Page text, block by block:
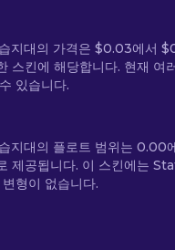
지대의 가격은 $0.03에서
스킨에 해당합니다. 현재 여
있습니다.
지대의 플로트 범위는 0.00
제공됩니다. 이 스킨에는
형이 없습니다.